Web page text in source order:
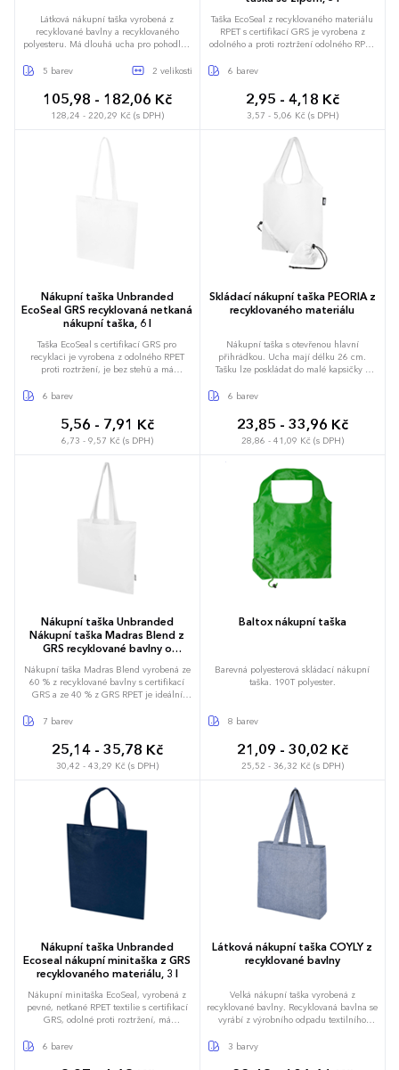
Látková nákupní taška vyrobená z
recyklované bavlny a recyklovaného
polyesteru. Má dlouhá ucha pro pohodlné
37x39 cm a ucha mají délku 65 cm.
5 barev 2 velikosti
105,98 - 182,06 Kč
128,24 - 220,29 Kč (s DPH)
Taška EcoSeal z recyklovaného materiálu
RPET s certifikací GRS je vyrobena z
odolného a proti roztržení odolného RPET
konstrukci a vyřezávané rukojeti. Je bez
každodenní nezbytnosti, události nebo
rychlé pochůzky. Nosnost do 3 kg.
Objemová kapacita: 5 litrů.
6 barev
2,95 - 4,18 Kč
3,57 - 5,06 Kč (s DPH)
Nákupní taška Unbranded
EcoSeal GRS recyklovaná netkaná
nákupní taška, 6 l
Taška EcoSeal s certifikací GRS pro
recyklaci je vyrobena z odolného RPET
proti roztržení, je bez stehů a má
Taška má ucha s délkou 30 cm a je ideální
propagační akce. Nosnost do 5 kg.
Objemová kapacita: 6 litrů.
6 barev
5,56 - 7,91 Kč
6,73 - 9,57 Kč (s DPH)
Skládací nákupní taška PEORIA z
recyklovaného materiálu
Nákupní taška s otevřenou hlavní
přihrádkou. Ucha mají délku 26 cm.
Tašku lze poskládat do malé kapsičky a
6 barev
23,85 - 33,96 Kč
28,86 - 41,09 Kč (s DPH)
Nákupní taška Unbranded
Nákupní taška Madras Blend z
GRS recyklované bavlny o
Nákupní taška Madras Blend vyrobená ze
60 % z recyklované bavlny s certifikací
GRS a ze 40 % z GRS RPET je ideální
akci, konferenci nebo ji použít jako tašku
g/m² je taška pevná, má dlouhou životnost
a je vhodná pro nošení těžkých předmětů
v hlavní přihrádce. Díky 30cm uchům
Metody tisku na tuto tašku mají také
certifikaci GRS, což zajišťuje, že je celý
dodavatelský řetězec transparentní a
certifikovaný. Vyrobeno v Indii. Nosnost do
5 kg. Objemová kapacita: 7 litrů.
7 barev
25,14 - 35,78 Kč
30,42 - 43,29 Kč (s DPH)
Baltox nákupní taška
Barevná polyesterová skládací nákupní
taška. 190T polyester.
8 barev
21,09 - 30,02 Kč
25,52 - 36,32 Kč (s DPH)
Nákupní taška Unbranded
Ecoseal nákupní minitaška z GRS
recyklovaného materiálu, 3 l
Nákupní minitaška EcoSeal, vyrobená z
pevné, netkané RPET textilie s certifikací
GRS, odolné proti roztržení, má
konstrukci, která umožňuje pevné
6 barev
Látková nákupní taška COYLY z
recyklované bavlny
Velká nákupní taška vyrobená z
recyklované bavlny. Recyklovaná bavlna se
vyrábí z výrobního odpadu textilního
mohou mírně odlišovat. Taška má dvě 31
3 barvy